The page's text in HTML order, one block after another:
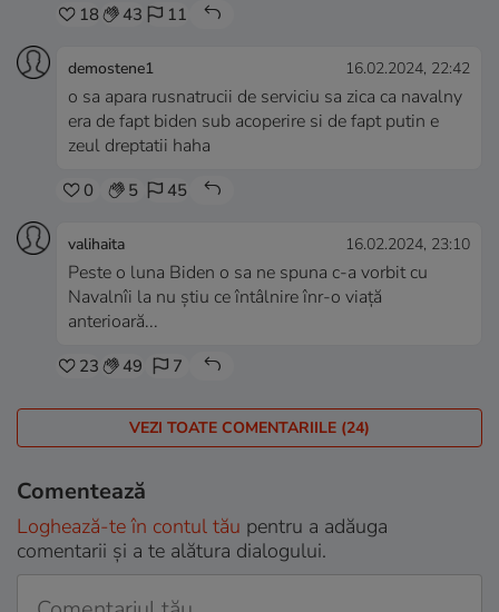
18 43 11
demostene1 16.02.2024, 22:42
o sa apara rusnatrucii de serviciu sa zica ca navalny
era de fapt biden sub acoperire si de fapt putin e
zeul dreptatii haha
0 5 45
valihaita 16.02.2024, 23:10
Peste o luna Biden o sa ne spuna c-a vorbit cu
Navalnîi la nu știu ce întâlnire înr-o viață
anterioară...
23 49 7
VEZI TOATE COMENTARIILE (24)
Comentează
Loghează-te în contul tău pentru a adăuga
comentarii și a te alătura dialogului.